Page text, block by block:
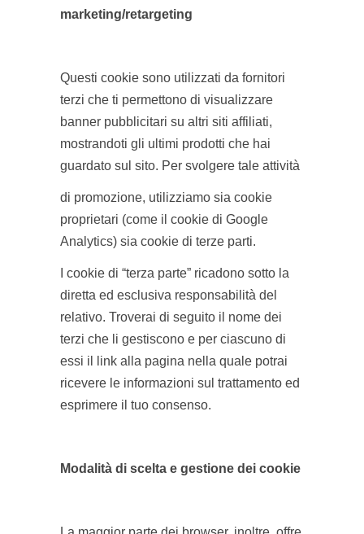
marketing/retargeting
Questi cookie sono utilizzati da fornitori
terzi che ti permettono di visualizzare
banner pubblicitari su altri siti affiliati,
mostrandoti gli ultimi prodotti che hai
guardato sul sito. Per svolgere tale attività
di promozione, utilizziamo sia cookie
proprietari (come il cookie di Google
Analytics) sia cookie di terze parti.
I cookie di “terza parte” ricadono sotto la
diretta ed esclusiva responsabilità del
relativo. Troverai di seguito il nome dei
terzi che li gestiscono e per ciascuno di
essi il link alla pagina nella quale potrai
ricevere le informazioni sul trattamento ed
esprimere il tuo consenso.
Modalità di scelta e gestione dei cookie